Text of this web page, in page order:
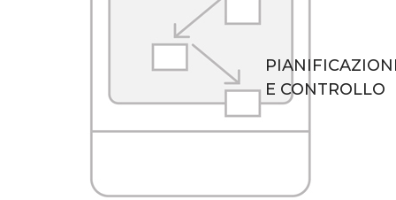
così, per le imprese clienti, un’occasione di
arricchimento professionale e metodologico
E CONTROLLO